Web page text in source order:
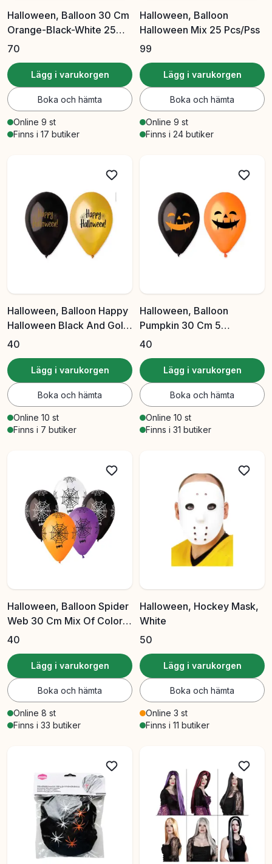
Halloween, Balloon 30 Cm
Orange-Black-White 25
Pcs/Box
70
Lägg i varukorgen
Boka och hämta
Online 9 st
Finns i 17 butiker
Halloween, Balloon
Halloween Mix 25 Pcs/Pss
99
Lägg i varukorgen
Boka och hämta
Online 9 st
Finns i 24 butiker
Halloween, Balloon Happy
Halloween Black And Gold
30 Cm 5 Pcs/Pack
40
Lägg i varukorgen
Boka och hämta
Online 10 st
Finns i 7 butiker
Halloween, Balloon
Pumpkin 30 Cm 5
Pcs/Pack
40
Lägg i varukorgen
Boka och hämta
Online 10 st
Finns i 31 butiker
Halloween, Balloon Spider
Web 30 Cm Mix Of Colors
5 Pcs/Sss
40
Lägg i varukorgen
Boka och hämta
Online 8 st
Finns i 33 butiker
Halloween, Hockey Mask,
White
50
Lägg i varukorgen
Boka och hämta
Online 3 st
Finns i 11 butiker